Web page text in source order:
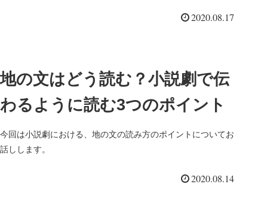
2020.08.17
地の文はどう読む？小説劇で伝
わるように読む3つのポイント
今回は小説劇における、地の文の読み方のポイントについてお
話しします。
2020.08.14